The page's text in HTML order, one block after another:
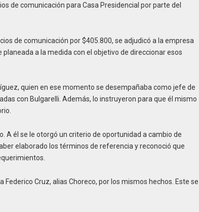
de comunicación para Casa Presidencial por parte del
de comunicación por $405.800, se adjudicó a la empresa
planeada a la medida con el objetivo de direccionar esos
quien en ese momento se desempañaba como jefe de
con Bulgarelli. Además, lo instruyeron para que él mismo
A él se le otorgó un criterio de oportunidad a cambio de
elaborado los términos de referencia y reconoció que
Cruz, alias Choreco, por los mismos hechos. Este se